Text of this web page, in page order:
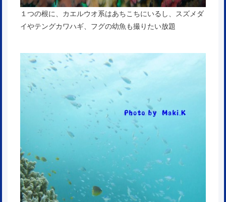
１つの根に、カエルウオ系はあちこちにいるし、スズメダ
イやテングカワハギ、フグの幼魚も撮りたい放題